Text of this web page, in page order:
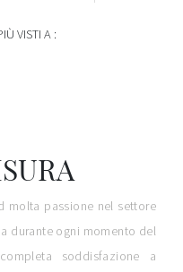
VISTI A :
molta passione nel settore
durante ogni momento del
soddisfazione a